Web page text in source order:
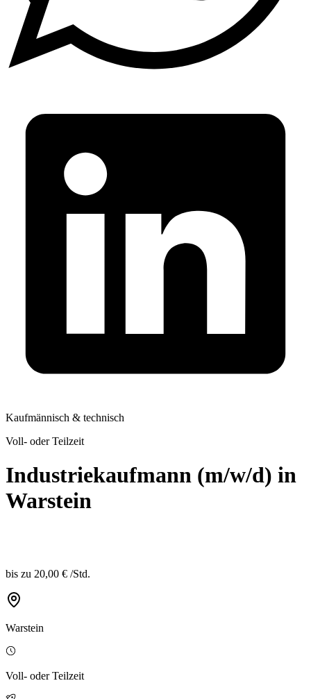
Kaufmännisch & technisch
Voll- oder Teilzeit
Industriekaufmann (m/w/d) in
Warstein
bis zu 20,00 € /Std.
Warstein
Voll- oder Teilzeit